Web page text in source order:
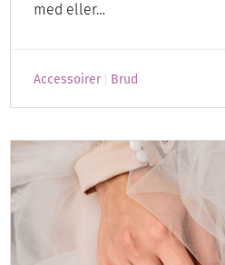
med eller…
Accessoirer Brud